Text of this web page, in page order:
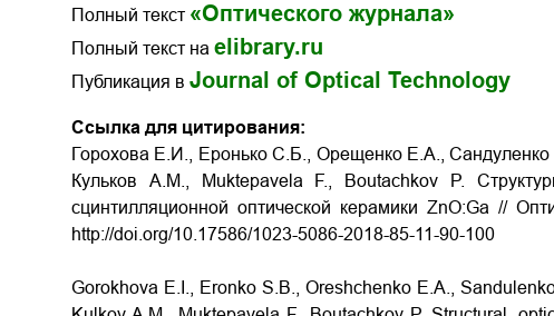
Полный текст «Оптического журнала»
Полный текст на elibrary.ru
Публикация в Journal of Optical Technology
Ссылка для цитирования:
Горохова Е.И., Еронько С.Б., Орещенко Е.А.,
Кульков А.М., Muktepavela F., Boutachkov P.
сцинтилляционной оптической керамики ZnO:Ga//
http://doi.org/10.17586/1023-5086-2018-85-11-90-100
Gorokhova E.I., Eronko S.B., Oreshchenko E.A.,